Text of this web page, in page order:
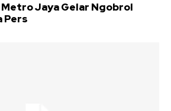
Jaya Gelar Ngobrol
Pers